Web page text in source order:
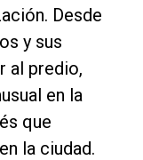
Desde
y sus
al predio,
en la
que
la ciudad.